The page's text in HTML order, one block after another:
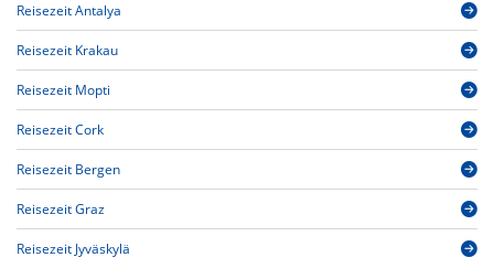
Reisezeit Antalya
Reisezeit Krakau
Reisezeit Mopti
Reisezeit Cork
Reisezeit Bergen
Reisezeit Graz
Reisezeit Jyväskylä